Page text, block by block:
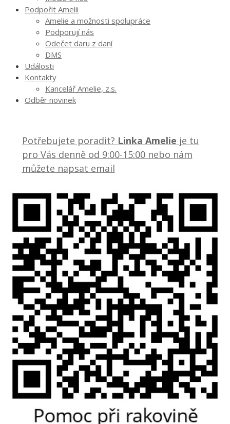
Podpořit Amelii
Amelie a možnosti spolupráce
Podporují nás
Odečet daru z daní
DMS
Události
Kontakty
Kancelář Amelie, z.s.
Odběr novinek
Potřebujete poradit? Linka Amelie je tu
pro Vás denně od 9:00-15:00 nebo nám
můžete napsat email